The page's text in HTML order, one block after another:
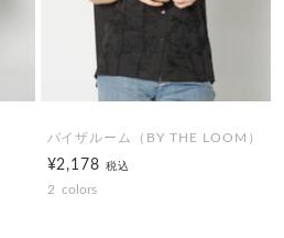
バイザルーム（BY THE LOOM）
¥2,178税込
2 colors